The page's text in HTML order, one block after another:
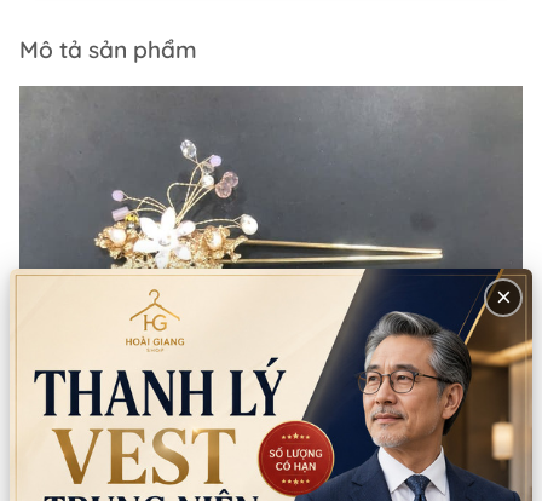
Mô tả sản phẩm
×